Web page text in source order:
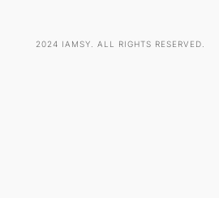
2024 IAMSY. ALL RIGHTS RESERVED.